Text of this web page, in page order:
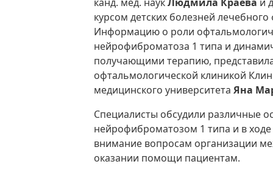
курсом детских болезней
Информацию о роли
нейрофиброматоза 1 типа и
получающими терапию,
офтальмологической клиникой
медицинского университета Яна
Специалисты обсудили различные
нейрофиброматозом 1 типа и в
внимание вопросам организации
оказании помощи пациентам.